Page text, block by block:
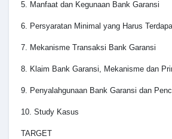
5. Manfaat dan Kegunaan Bank Garansi
6. Persyaratan Minimal yang Harus
7. Mekanisme Transaksi Bank Garansi
8. Klaim Bank Garansi, Mekanisme dan
9. Penyalahgunaan Bank Garansi dan
10. Study Kasus
TARGET